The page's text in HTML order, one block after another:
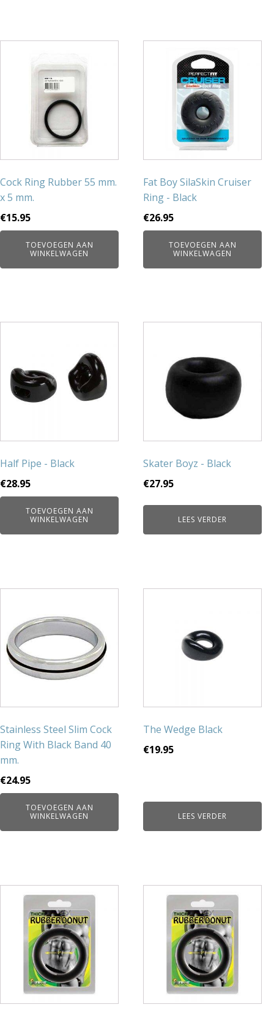
Cock Ring Rubber 55 mm.
x 5 mm.
€15.95
TOEVOEGEN AAN
WINKELWAGEN
Fat Boy SilaSkin Cruiser
Ring - Black
€26.95
TOEVOEGEN AAN
WINKELWAGEN
Half Pipe - Black
€28.95
TOEVOEGEN AAN
WINKELWAGEN
Skater Boyz - Black
€27.95
LEES VERDER
Stainless Steel Slim Cock
Ring With Black Band 40
mm.
€24.95
TOEVOEGEN AAN
WINKELWAGEN
The Wedge Black
€19.95
LEES VERDER